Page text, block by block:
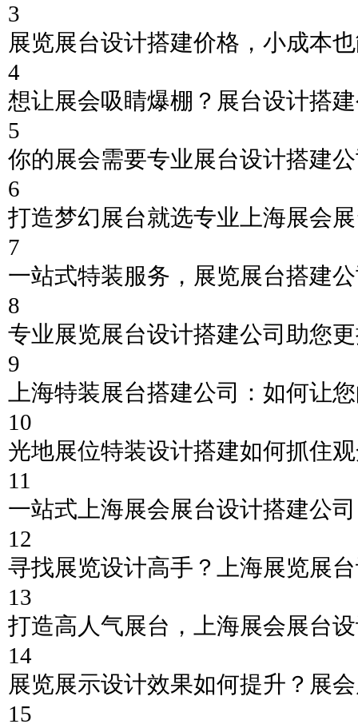
3
展览展台设计搭建价格，小成本
4
想让展会吸睛爆棚？展台设计搭
5
你的展会需要专业展台设计搭建
6
打造梦幻展台就选专业上海展会
7
一站式特装服务，展览展台搭建
8
专业展览展台设计搭建公司助您
9
上海特装展台搭建公司：如何让
10
光地展位特装设计搭建如何抓住
11
一站式上海展会展台设计搭建公
12
寻找展览设计高手？上海展览展
13
打造高人气展台，上海展会展台
14
展览展示设计效果如何提升？展
15